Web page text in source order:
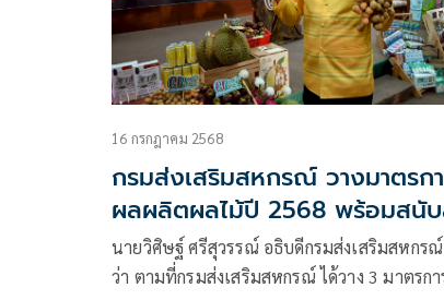
16 กรกฎาคม 2568
กรมส่งเสริมสหกรณ์ วางมาตรก
ผลผลิตผลไม้ปี 2568 พร้อมสนั
รวบรวมและกระจายผลผลิตผ่าน
เพิ่มช่องทางการตลาดทั้งในและ
นายวิศิษฐ์ ศรีสุวรรณ์ อธิบดีกรมส่งเสริมสหกรณ์
ว่า ตามที่กรมส่งเสริมสหกรณ์ ได้วาง 3 มาตรก